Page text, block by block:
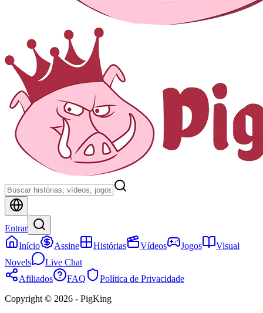
Entrar
Início
Assine Histórias Vídeos Jogos
Visual
Novels
Live Chat
Afiliados
FAQ
Política de Privacidade
Copyright © 2026 - PigKing